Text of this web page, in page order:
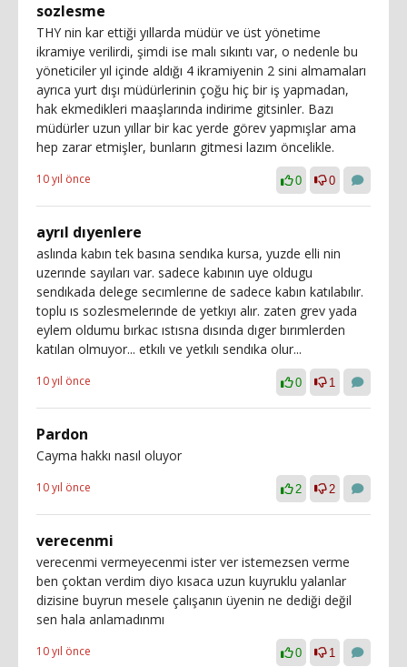
sozlesme
THY nin kar ettiği yıllarda müdür ve üst yönetime
ikramiye verilirdi, şimdi ise malı sıkıntı var, o nedenle bu
yöneticiler yıl içinde aldığı 4 ikramiyenin 2 sini almamaları
ayrıca yurt dışı müdürlerinin çoğu hiç bir iş yapmadan,
hak ekmedikleri maaşlarında indirime gitsinler. Bazı
müdürler uzun yıllar bir kac yerde görev yapmışlar ama
hep zarar etmişler, bunların gitmesi lazım öncelikle.
10 yıl önce 0 0
ayrıl dıyenlere
aslında kabın tek basına sendıka kursa, yuzde elli nin
uzerınde sayıları var. sadece kabının uye oldugu
sendıkada delege secımlerıne de sadece kabın katılabılır.
toplu ıs sozlesmelerınde de yetkıyı alır. zaten grev yada
eylem oldumu bırkac ıstısna dısında dıger bırımlerden
katılan olmuyor... etkılı ve yetkılı sendıka olur...
10 yıl önce 0 1
Pardon
Cayma hakkı nasıl oluyor
10 yıl önce 2 2
verecenmi
verecenmi vermeyecenmi ister ver istemezsen verme
ben çoktan verdim diyo kısaca uzun kuyruklu yalanlar
dizisine buyrun mesele çalışanın üyenin ne dediği değil
sen hala anlamadınmı
10 yıl önce 0 1